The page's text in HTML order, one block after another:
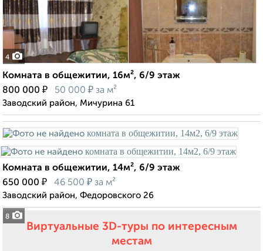
4
Комната в общежитии, 16м², 6/9 этаж
800 000 ₽ 50 000 ₽ за м²
Заводский район, Мичурина 61
8
Комната в общежитии, 14м², 6/9 этаж
650 000 ₽ 46 500 ₽ за м²
Заводский район, Федоровского 26
Виртуальные 3D-туры по интересным
местам